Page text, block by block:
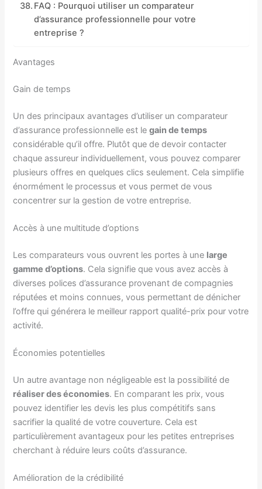
FAQ : Pourquoi utiliser un comparateur
d’assurance professionnelle pour votre
entreprise ?
Avantages
Gain de temps
Un des principaux avantages d’utiliser un comparateur
d’assurance professionnelle est legain de temps
considérable qu’il offre. Plutôt que de devoir contacter
chaque assureur individuellement, vous pouvez comparer
plusieurs offres en quelques clics seulement. Cela simplifie
énormément le processus et vous permet de vous
concentrer sur la gestion de votre entreprise.
Accès à une multitude d’options
Les comparateurs vous ouvrent les portes à une large
gamme d’options. Cela signifie que vous avez accès à
diverses polices d’assurance provenant de compagnies
réputées et moins connues, vous permettant de dénicher
l’offre qui générera le meilleur rapport qualité-prix pour votre
activité.
Économies potentielles
Un autre avantage non négligeable est la possibilité de
réaliser des économies. En comparant les prix, vous
pouvez identifier les devis les plus compétitifs sans
sacrifier la qualité de votre couverture. Cela est
particulièrement avantageux pour les petites entreprises
cherchant à réduire leurs coûts d’assurance.
Amélioration de la crédibilité